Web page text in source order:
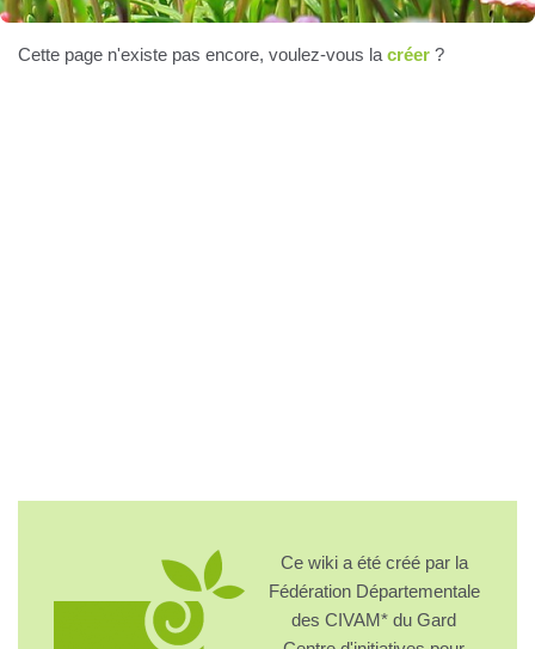
Cette page n'existe pas encore, voulez-vous la créer ?
Ce wiki a été créé par la
Fédération Départementale
des CIVAM* du Gard